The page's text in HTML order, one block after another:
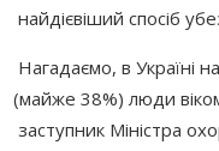
найдієвіший спосіб
Нагадаємо, в Україні
(майже 38%) люди
заступник Міністра